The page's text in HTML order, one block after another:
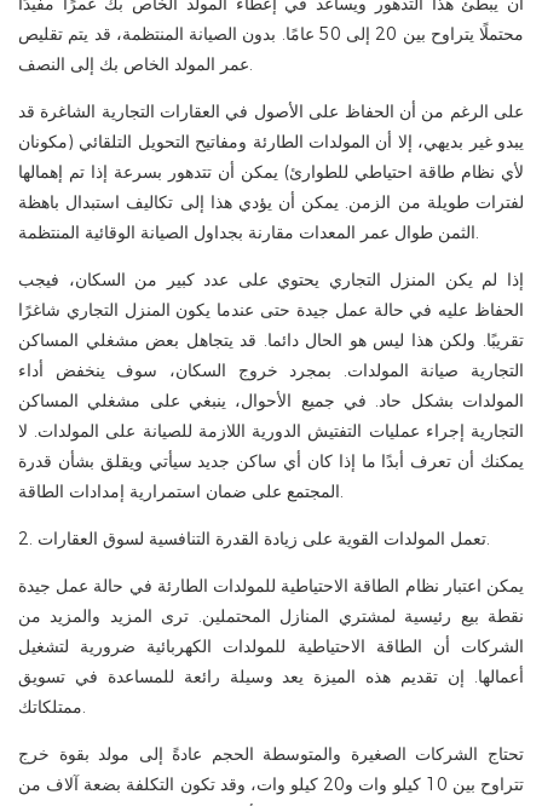
محتملًا يتراوح بين 20 إلى 50 عامًا. بدون الصيانة المنتظمة، قد يتم تقليص
عمر المولد الخاص بك إلى النصف.
على الرغم من أن الحفاظ على الأصول في العقارات التجارية الشاغرة قد
يبدو غير بديهي، إلا أن المولدات الطارئة ومفاتيح التحويل التلقائي (مكونان
لأي نظام طاقة احتياطي للطوارئ) يمكن أن تتدهور بسرعة إذا تم إهمالها
لفترات طويلة من الزمن. يمكن أن يؤدي هذا إلى تكاليف استبدال باهظة
الثمن طوال عمر المعدات مقارنة بجداول الصيانة الوقائية المنتظمة.
إذا لم يكن المنزل التجاري يحتوي على عدد كبير من السكان، فيجب
الحفاظ عليه في حالة عمل جيدة حتى عندما يكون المنزل التجاري شاغرًا
تقريبًا. ولكن هذا ليس هو الحال دائما. قد يتجاهل بعض مشغلي المساكن
التجارية صيانة المولدات. بمجرد خروج السكان، سوف ينخفض ​​أداء
المولدات بشكل حاد. في جميع الأحوال، ينبغي على مشغلي المساكن
التجارية إجراء عمليات التفتيش الدورية اللازمة للصيانة على المولدات. لا
يمكنك أن تعرف أبدًا ما إذا كان أي ساكن جديد سيأتي ويقلق بشأن قدرة
المجتمع على ضمان استمرارية إمدادات الطاقة.
2. تعمل المولدات القوية على زيادة القدرة التنافسية لسوق العقارات.
يمكن اعتبار نظام الطاقة الاحتياطية للمولدات الطارئة في حالة عمل جيدة
نقطة بيع رئيسية لمشتري المنازل المحتملين. ترى المزيد والمزيد من
الشركات أن الطاقة الاحتياطية للمولدات الكهربائية ضرورية لتشغيل
أعمالها. إن تقديم هذه الميزة يعد وسيلة رائعة للمساعدة في تسويق
ممتلكاتك.
تحتاج الشركات الصغيرة والمتوسطة الحجم عادةً إلى مولد بقوة خرج
تتراوح بين 10 كيلو وات و20 كيلو وات، وقد تكون التكلفة بضعة آلاف من